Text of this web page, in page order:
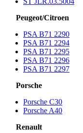
Peugeot/Citroen
PSA B71 2290
PSA B71 2294
PSA B71 2295
PSA B71 2296
PSA B71 2297
Porsche
Porsche С30
Porsche A40
Renault